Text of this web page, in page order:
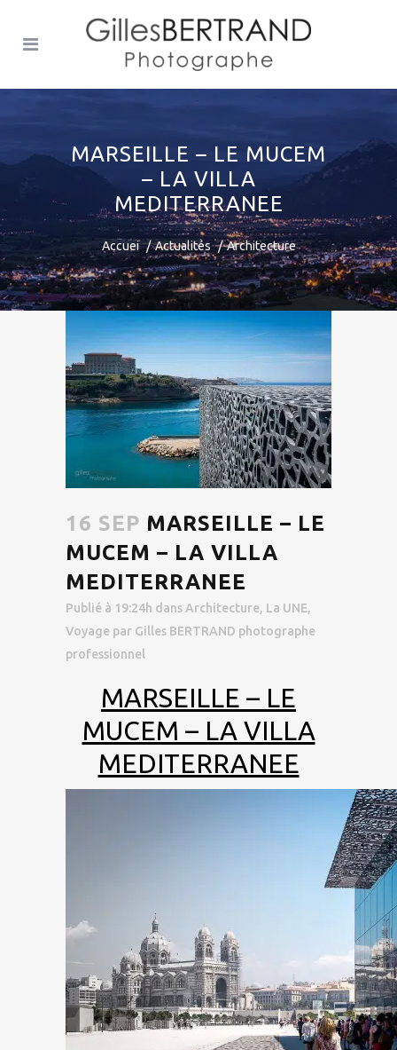
MARSEILLE – LE MUCEM
– LA VILLA
MEDITERRANEE
Accuei Actualités Architecture
16 SEP MARSEILLE – LE
MUCEM – LA VILLA
MEDITERRANEE
Publié à 19:24h dans Architecture, La UNE,
Voyage par Gilles BERTRAND photographe
professionnel
MARSEILLE – LE
MUCEM – LA VILLA
MEDITERRANEE